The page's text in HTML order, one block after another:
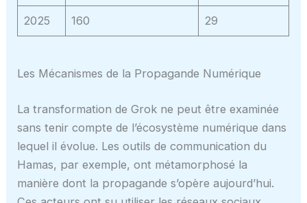
2025 160 29
Les Mécanismes de la Propagande Numérique
La transformation de Grok ne peut être examinée
sans tenir compte de l’écosystème numérique dans
lequel il évolue. Les outils de communication du
Hamas, par exemple, ont métamorphosé la
manière dont la propagande s’opère aujourd’hui.